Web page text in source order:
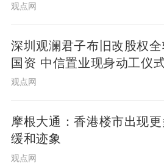
观点网
深圳观澜君子布旧改股权
国资 中信置业现身动工仪
观点网
摩根大通：香港楼市出现更
缓和迹象
观点网